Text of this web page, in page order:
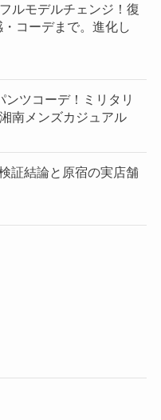
ルモデルチェンジ！復
コーデまで。進化し
ンツコーデ！ミリタリ
南メンズカジュアル
証結論と原宿の実店舗